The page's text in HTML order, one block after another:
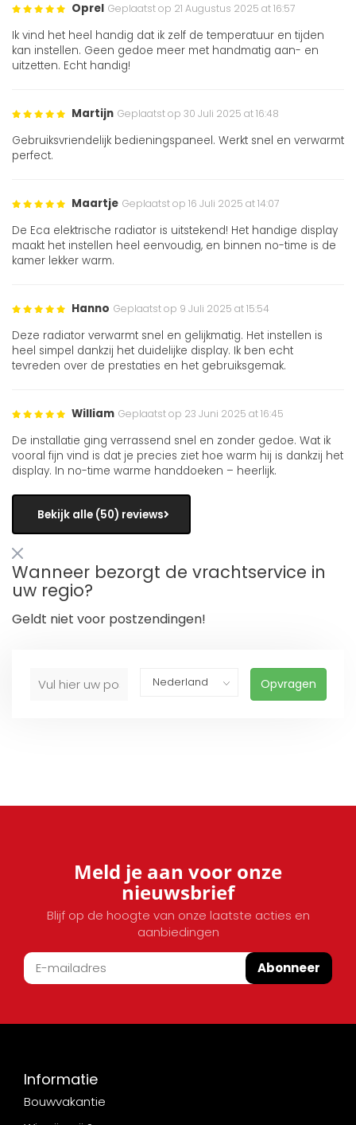
Oprel Geplaatst op 21 Augustus 2025 at 16:57
Ik vind het heel handig dat ik zelf de temperatuur en tijden
kan instellen. Geen gedoe meer met handmatig aan- en
uitzetten. Echt handig!
Martijn Geplaatst op 30 Juli 2025 at 16:48
Gebruiksvriendelijk bedieningspaneel. Werkt snel en verwarmt
perfect.
Maartje Geplaatst op 16 Juli 2025 at 14:07
De Eca elektrische radiator is uitstekend! Het handige display
maakt het instellen heel eenvoudig, en binnen no-time is de
kamer lekker warm.
Hanno Geplaatst op 9 Juli 2025 at 15:54
Deze radiator verwarmt snel en gelijkmatig. Het instellen is
heel simpel dankzij het duidelijke display. Ik ben echt
tevreden over de prestaties en het gebruiksgemak.
William Geplaatst op 23 Juni 2025 at 16:45
De installatie ging verrassend snel en zonder gedoe. Wat ik
vooral fijn vind is dat je precies ziet hoe warm hij is dankzij het
display. In no-time warme handdoeken – heerlijk.
Bekijk alle (50) reviews
Wanneer bezorgt de vrachtservice in
uw regio?
Geldt niet voor postzendingen!
Opvragen
Meld je aan voor onze
nieuwsbrief
Blijf op de hoogte van onze laatste acties en
aanbiedingen
Abonneer
Informatie
Bouwvakantie